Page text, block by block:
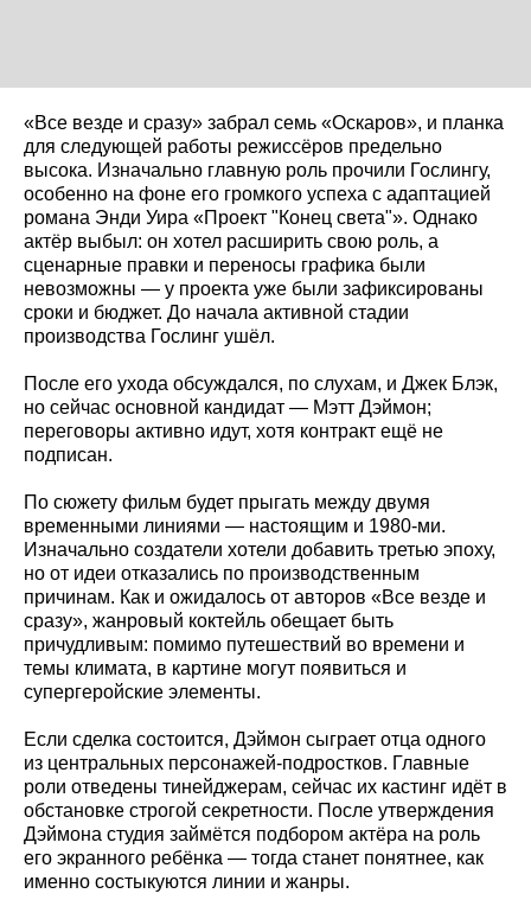
«Все везде и сразу» забрал семь «Оскаров», и планка
для следующей работы режиссёров предельно
высока. Изначально главную роль прочили Гослингу,
особенно на фоне его громкого успеха с адаптацией
романа Энди Уира «Проект "Конец света"». Однако
актёр выбыл: он хотел расширить свою роль, а
сценарные правки и переносы графика были
невозможны — у проекта уже были зафиксированы
сроки и бюджет. До начала активной стадии
производства Гослинг ушёл.
После его ухода обсуждался, по слухам, и Джек Блэк,
но сейчас основной кандидат — Мэтт Дэймон;
переговоры активно идут, хотя контракт ещё не
подписан.
По сюжету фильм будет прыгать между двумя
временными линиями — настоящим и 1980‑ми.
Изначально создатели хотели добавить третью эпоху,
но от идеи отказались по производственным
причинам. Как и ожидалось от авторов «Все везде и
сразу», жанровый коктейль обещает быть
причудливым: помимо путешествий во времени и
темы климата, в картине могут появиться и
супергеройские элементы.
Если сделка состоится, Дэймон сыграет отца одного
из центральных персонажей‑подростков. Главные
роли отведены тинейджерам, сейчас их кастинг идёт в
обстановке строгой секретности. После утверждения
Дэймона студия займётся подбором актёра на роль
его экранного ребёнка — тогда станет понятнее, как
именно состыкуются линии и жанры.